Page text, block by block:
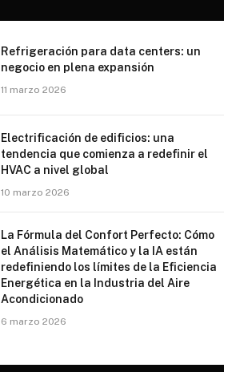
Refrigeración para data centers: un
negocio en plena expansión
11 marzo 2026
Electrificación de edificios: una
tendencia que comienza a redefinir el
HVAC a nivel global
10 marzo 2026
La Fórmula del Confort Perfecto: Cómo
el Análisis Matemático y la IA están
redefiniendo los límites de la Eficiencia
Energética en la Industria del Aire
Acondicionado
6 marzo 2026